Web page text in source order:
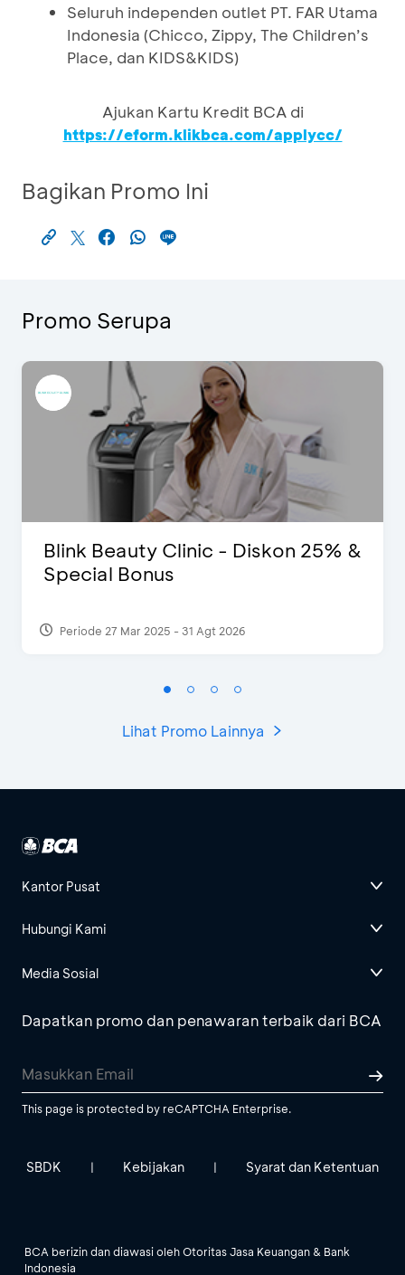
Seluruh independen outlet PT. FAR Utama
Indonesia (Chicco, Zippy, The Children’s
Place, dan KIDS&KIDS)
Ajukan Kartu Kredit BCA di
https://eform.klikbca.com/applycc/
Bagikan Promo Ini
Promo Serupa
Blink Beauty Clinic - Diskon 25% &
Special Bonus
Periode 27 Mar 2025 - 31 Agt 2026
Lihat Promo Lainnya
Kantor Pusat
Hubungi Kami
Media Sosial
Dapatkan promo dan penawaran terbaik dari BCA
This page is protected by reCAPTCHA Enterprise.
SBDK | Kebijakan | Syarat dan Ketentuan
BCA berizin dan diawasi oleh Otoritas Jasa Keuangan & Bank
Indonesia